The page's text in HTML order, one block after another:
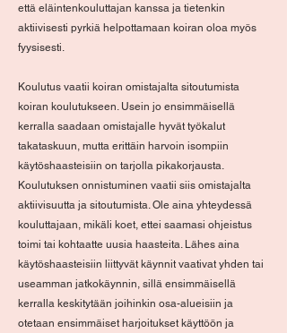
että eläintenkouluttajan kanssa ja tietenkin
aktiivisesti pyrkiä helpottamaan koiran oloa myös
fyysisesti.
Koulutus vaatii koiran omistajalta sitoutumista
koiran koulutukseen. Usein jo ensimmäisellä
kerralla saadaan omistajalle hyvät työkalut
takataskuun, mutta erittäin harvoin isompiin
käytöshaasteisiin on tarjolla pikakorjausta.
Koulutuksen onnistuminen vaatii siis omistajalta
aktiivisuutta ja sitoutumista. Ole aina yhteydessä
kouluttajaan, mikäli koet, ettei saamasi ohjeistus
toimi tai kohtaatte uusia haasteita. Lähes aina
käytöshaasteisiin liittyvät käynnit vaativat yhden tai
useamman jatkokäynnin, sillä ensimmäisellä
kerralla keskitytään joihinkin osa-alueisiin ja
otetaan ensimmäiset harjoitukset käyttöön ja